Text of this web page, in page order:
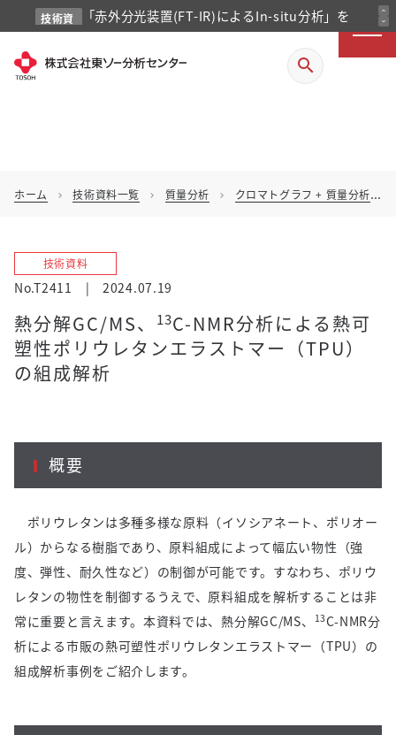
技術資
料
「赤外分光装置(FT-IR)によるIn-situ分析」を
掲載しました
expand_less
expand_more
search
ホーム chevron_right 技術資料一覧 chevron_right 質量分析 chevron_right クロマトグラフ + 質量分析 chevron_right
技術資料
No.T2411 | 2024.07.19
熱分解GC/MS、 13C-NMR分析による熱可
塑性ポリウレタンエラストマー（TPU）
の組成解析
概要
ポリウレタンは多種多様な原料（イソシアネート、ポリオー
ル）からなる樹脂であり、原料組成によって幅広い物性（強
度、弾性、耐久性など）の制御が可能です。すなわち、ポリウ
レタンの物性を制御するうえで、原料組成を解析することは非
常に重要と言えます。本資料では、熱分解GC/MS、 13C-NMR分
析による市販の熱可塑性ポリウレタンエラストマー（TPU）の
組成解析事例をご紹介します。